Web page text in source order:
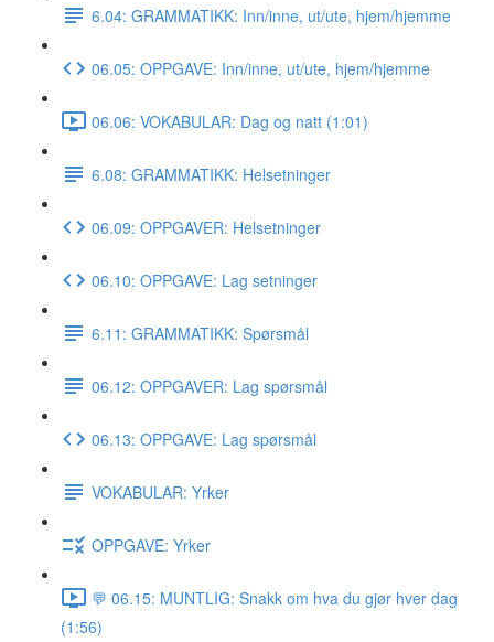
6.04: GRAMMATIKK: Inn/inne, ut/ute, hjem/hjemme
06.05: OPPGAVE: Inn/inne, ut/ute, hjem/hjemme
06.06: VOKABULAR: Dag og natt (1:01)
6.08: GRAMMATIKK: Helsetninger
06.09: OPPGAVER: Helsetninger
06.10: OPPGAVE: Lag setninger
6.11: GRAMMATIKK: Spørsmål
06.12: OPPGAVER: Lag spørsmål
06.13: OPPGAVE: Lag spørsmål
VOKABULAR: Yrker
OPPGAVE: Yrker
💬 06.15: MUNTLIG: Snakk om hva du gjør hver dag
(1:56)